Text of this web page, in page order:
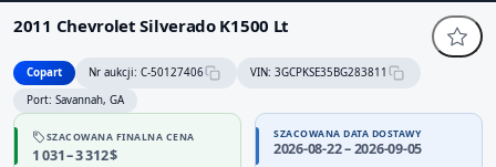
2011 Chevrolet Silverado K1500 Lt
Copart Nr aukcji: C-50127406
VIN: 3GCPKSE35BG283811
Port: Savannah, GA
SZACOWANA FINALNA CENA
1 031 – 3 312 $
SZACOWANA DATA DOSTAWY
2026-08-22 – 2026-09-05